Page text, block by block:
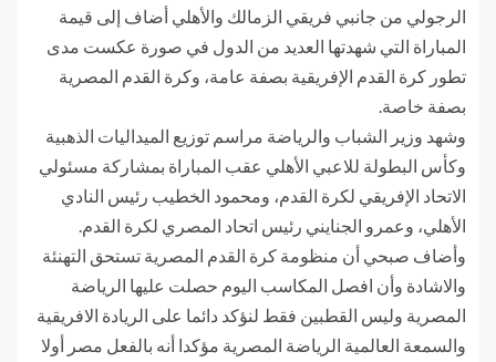
الرجولي من جانبي فريقي الزمالك والأهلي أضاف إلى قيمة
المباراة التي شهدتها العديد من الدول في صورة عكست مدى
تطور كرة القدم الإفريقية بصفة عامة، وكرة القدم المصرية
بصفة خاصة.
وشهد وزير الشباب والرياضة مراسم توزيع الميداليات الذهبية
وكأس البطولة للاعبي الأهلي عقب المباراة بمشاركة مسئولي
الاتحاد الإفريقي لكرة القدم، ومحمود الخطيب رئيس النادي
الأهلي، وعمرو الجنايني رئيس اتحاد المصري لكرة القدم.
وأضاف صبحي أن منظومة كرة القدم المصرية تستحق التهنئة
والاشادة وأن افصل المكاسب اليوم حصلت عليها الرياضة
المصرية وليس القطبين فقط لنؤكد دائما على الريادة الافريقية
والسمعة العالمية الرياضة المصرية مؤكدا أنه بالفعل مصر أولا